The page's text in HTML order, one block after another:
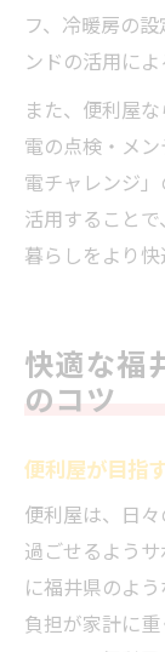
フ、冷暖房の
ンドの活用によ
また、便利屋
電の点検・メ
電チャレンジ
活用すること
暮らしをより快
快適な福
のコツ
便利屋が目指
便利屋は、日
過ごせるよう
に福井県のよ
負担が家計に